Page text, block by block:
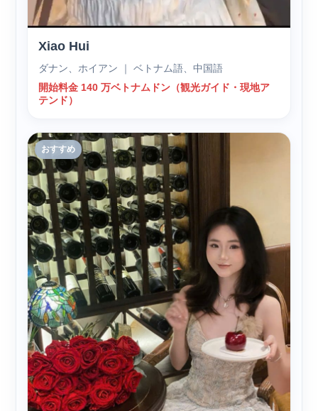
Xiao Hui
ダナン、ホイアン ｜ ベトナム語、中国語
開始料金 140 万ベトナムドン（観光ガイド・現地ア
テンド）
おすすめ